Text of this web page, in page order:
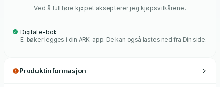
Ved å fullføre kjøpet aksepterer jeg kjøpsvilkårene .
Digital e-bok
E-bøker legges i din ARK-app. De kan også lastes ned fra Din side.
Produktinformasjon